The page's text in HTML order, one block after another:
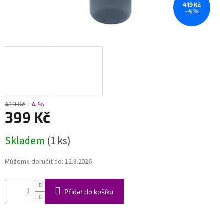
419 Kč
–4 %
419 Kč –4 %
399 Kč
cena:
Skladem (1 ks)
Můžeme doručit do: 12.8.2026
Přidat do košíku